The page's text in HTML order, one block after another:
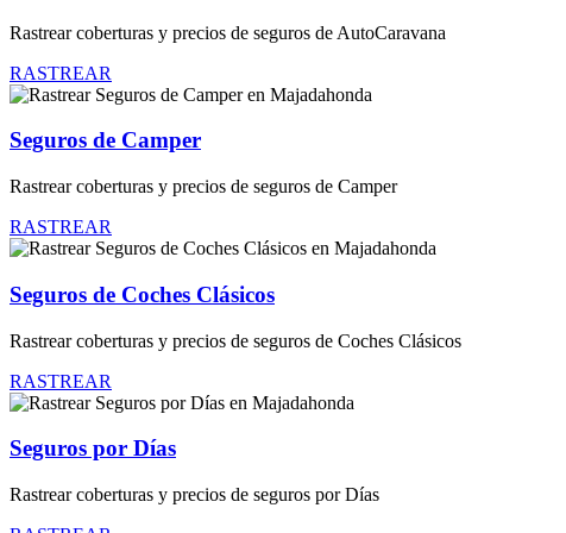
Rastrear coberturas y precios de seguros de AutoCaravana
RASTREAR
Seguros de Camper
Rastrear coberturas y precios de seguros de Camper
RASTREAR
Seguros de Coches Clásicos
Rastrear coberturas y precios de seguros de Coches Clásicos
RASTREAR
Seguros por Días
Rastrear coberturas y precios de seguros por Días